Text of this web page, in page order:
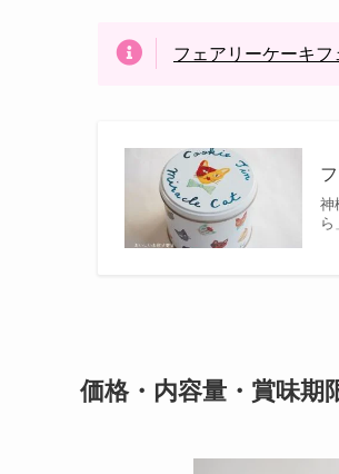
フェアリーケーキ
神
価格・内容量・賞味期